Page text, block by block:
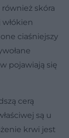
skóra
ciaśniejszy
pojawiają się
cerą
są u
krwi jest